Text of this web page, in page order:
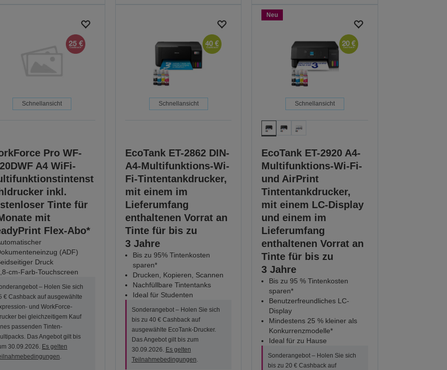
Schnellansicht
Pro WF-
A4 WiFi-
inkl.
Tinte für
mit
Flex-Abo*
(ADF)
Druck
cm-Farb-Touchscreen
– Holen Sie sich
€ Cashback auf ausgewählte
und WorkForce-
bei gleichzeitigem Kauf
passenden Tinten-
Das Angebot gilt bis
30.09.2026. Es gelten
.
Schnellansicht
EcoTank ET-2862 DIN-
A4-Multifunktions-Wi-
Fi-Tintentankdrucker,
mit einem im
Lieferumfang
enthaltenen Vorrat an
Tinte für bis zu
3 Jahre
Bis zu 95% Tintenkosten
sparen*
Drucken, Kopieren, Scannen
Nachfüllbare Tintentanks
Ideal für Studenten
Sonderangebot – Holen Sie sich
bis zu 40 € Cashback auf
ausgewählte EcoTank-Drucker.
Das Angebot gilt bis zum
30.09.2026. Es gelten
Teilnahmebedingungen.
Neu
Schnellansicht
EcoTank ET-2920 A4-
Multifunktions-Wi-Fi-
und AirPrint
Tintentankdrucker,
mit einem LC-Display
und einem im
Lieferumfang
enthaltenen Vorrat an
Tinte für bis zu
3 Jahre
Bis zu 95 % Tintenkosten
sparen*
Benutzerfreundliches LC-
Display
Mindestens 25 % kleiner als
Konkurrenzmodelle*
Ideal für zu Hause
Sonderangebot – Holen Sie sich
bis zu 20 € Cashback auf